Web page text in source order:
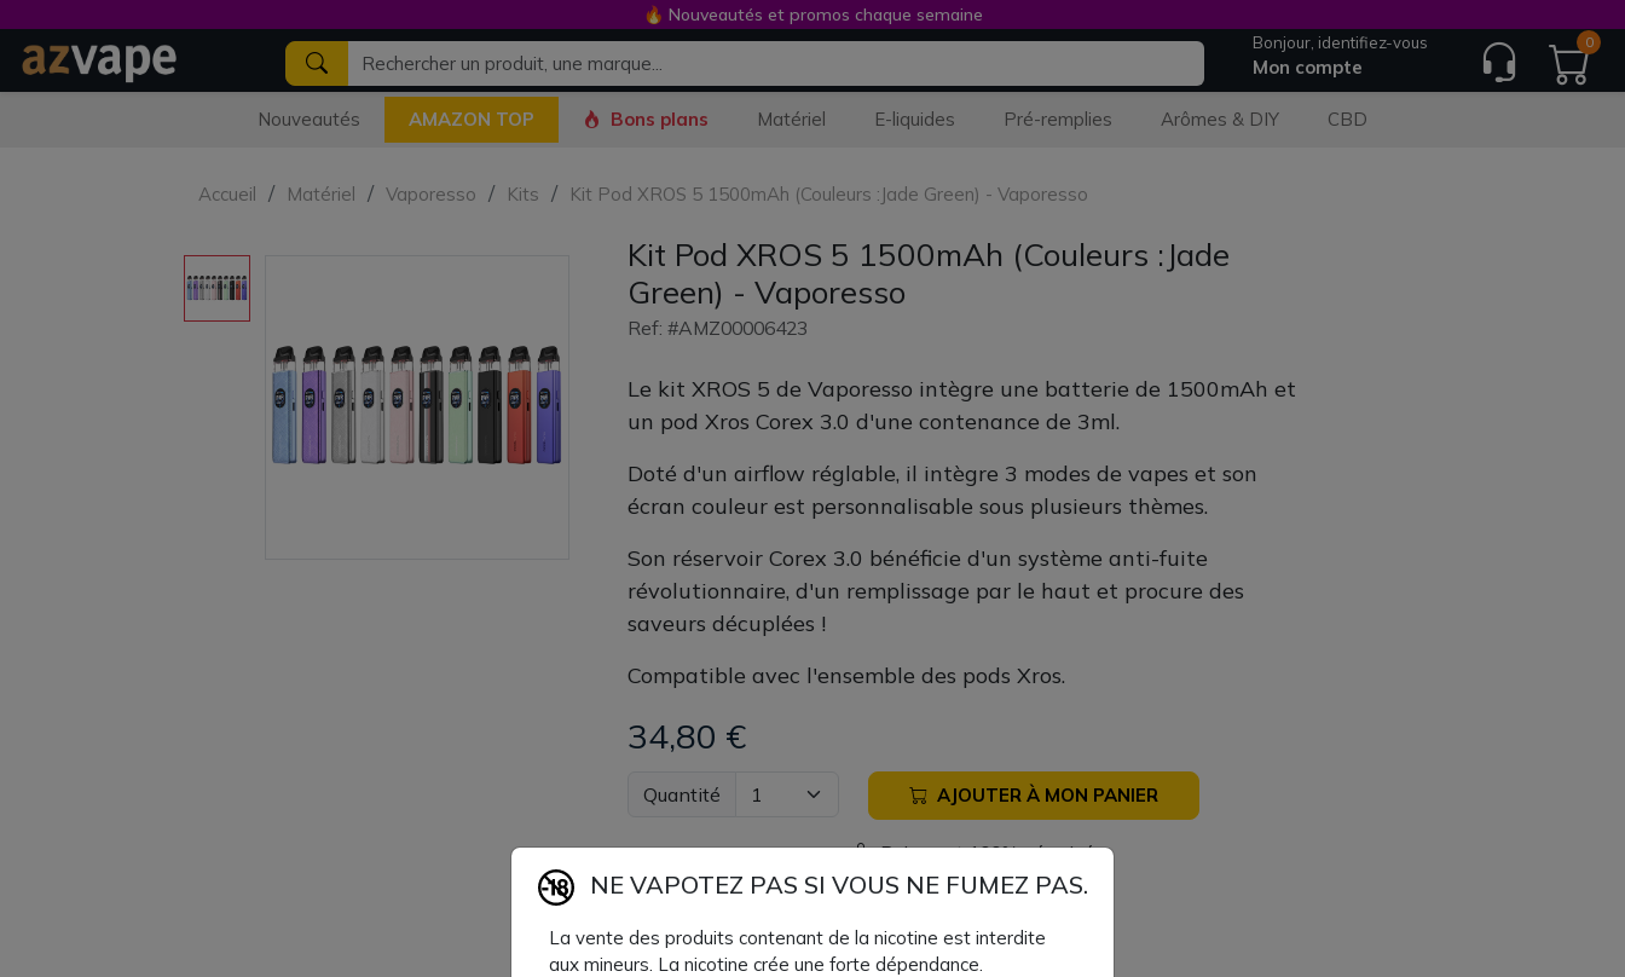
Bonjour, identifiez-vous
Mon compte
0
Nouveautés AMAZON TOP Bons plans Matériel E-liquides Pré-remplies Arômes & DIY CBD
Accueil Matériel Vaporesso Kits Kit Pod XROS 5 1500mAh (Couleurs :Jade Green) - Vaporesso
Kit Pod XROS 5 1500mAh (Couleurs :Jade
Green) - Vaporesso
Ref: #AMZ00006423
Le kit XROS 5 de Vaporesso intègre une batterie de 1500mAh et
un pod Xros Corex 3.0 d'une contenance de 3ml.
Doté d'un airflow réglable, il intègre 3 modes de vapes et son
écran couleur est personnalisable sous plusieurs thèmes.
Son réservoir Corex 3.0 bénéficie d'un système anti-fuite
révolutionnaire, d'un remplissage par le haut et procure des
saveurs décuplées !
Compatible avec l'ensemble des pods Xros.
34,80 €
Quantité AJOUTER À MON PANIER
Paiement 100% sécurisé
Livraison rapide
🔥 Nouveautés et promos chaque semaine
NE VAPOTEZ PAS SI VOUS NE FUMEZ PAS.
La vente des produits contenant de la nicotine est interdite
aux mineurs. La nicotine crée une forte dépendance.